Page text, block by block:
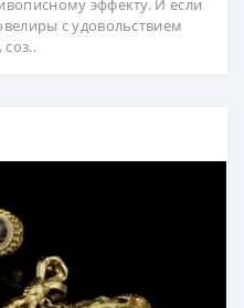
эффекту. И если
с удовольствием